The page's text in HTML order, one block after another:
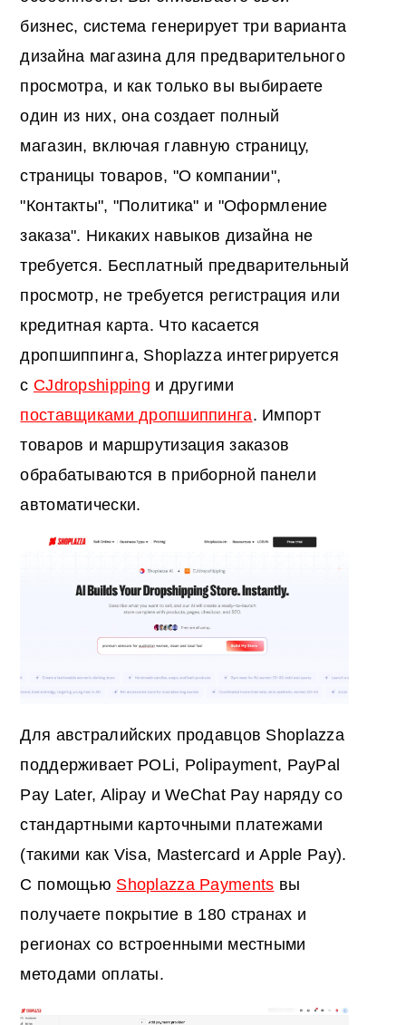
бизнес, система генерирует три варианта
дизайна магазина для предварительного
просмотра, и как только вы выбираете
один из них, она создает полный
магазин, включая главную страницу,
страницы товаров, "О компании",
"Контакты", "Политика" и "Оформление
заказа". Никаких навыков дизайна не
требуется. Бесплатный предварительный
просмотр, не требуется регистрация или
кредитная карта. Что касается
дропшиппинга, Shoplazza интегрируется
с CJdropshipping и другими
поставщиками дропшиппинга. Импорт
товаров и маршрутизация заказов
обрабатываются в приборной панели
автоматически.
Для австралийских продавцов Shoplazza
поддерживает POLi, Polipayment, PayPal
Pay Later, Alipay и WeChat Pay наряду со
стандартными карточными платежами
(такими как Visa, Mastercard и Apple Pay).
С помощью Shoplazza Payments вы
получаете покрытие в 180 странах и
регионах со встроенными местными
методами оплаты.